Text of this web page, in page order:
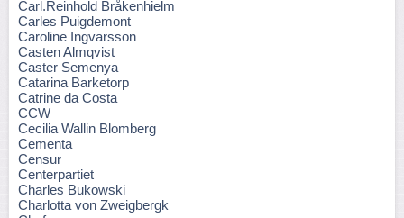
Carl.Reinhold Bråkenhielm
Carles Puigdemont
Caroline Ingvarsson
Casten Almqvist
Caster Semenya
Catarina Barketorp
Catrine da Costa
CCW
Cecilia Wallin Blomberg
Cementa
Censur
Centerpartiet
Charles Bukowski
Charlotta von Zweigbergk